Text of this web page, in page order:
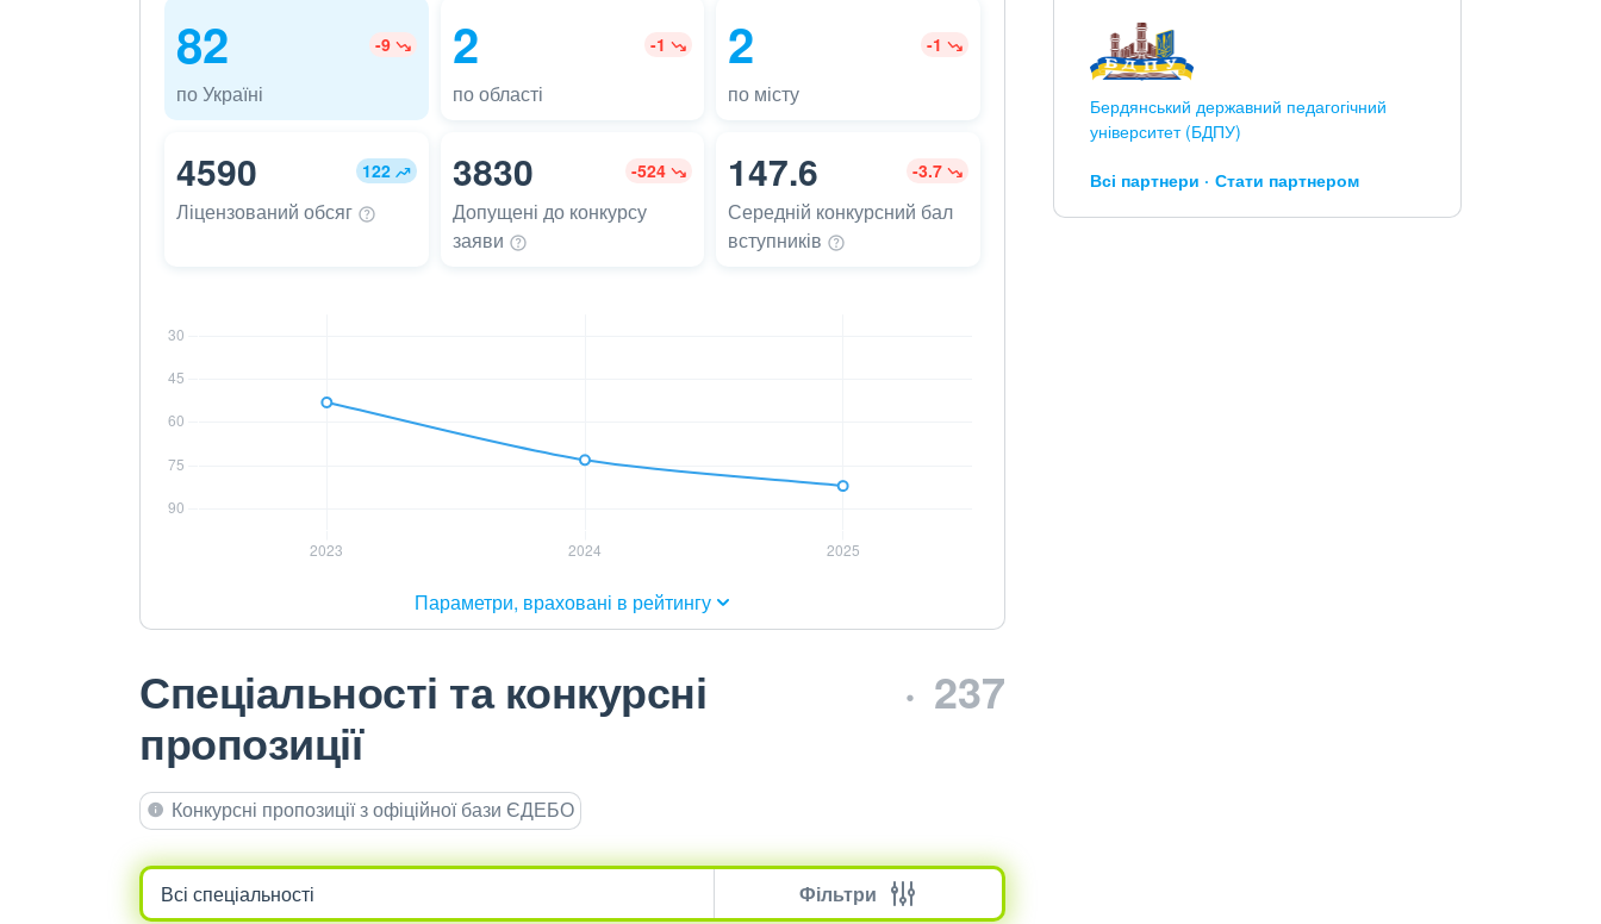
82 -9
по Україні
2 -1
по області
2 -1
по місту
4590 122
Ліцензований обсяг
3830 -524
Допущені до конкурсу
заяви
147.6 -3.7
Середній конкурсний бал
вступників
Параметри, враховані в рейтингу
Спеціальності та конкурсні
пропозиції
237
Конкурсні пропозиції з офіційної бази ЄДЕБО
Фільтри
Бердянський державний педагогічний
університет (БДПУ)
Всі партнери Стати партнером